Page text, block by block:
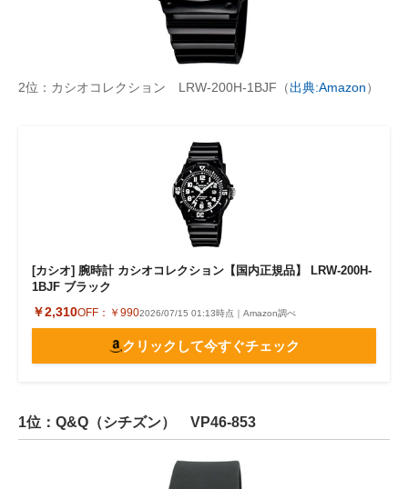
2位：カシオコレクション LRW-200H-1BJF（出典:Amazon）
[カシオ] 腕時計 カシオコレクション【国内正規品】 LRW-200H-
1BJF ブラック
￥2,310OFF： ￥9902026/07/15 01:13時点｜Amazon調べ
クリックして今すぐチェック
1位：Q&Q（シチズン） VP46-853